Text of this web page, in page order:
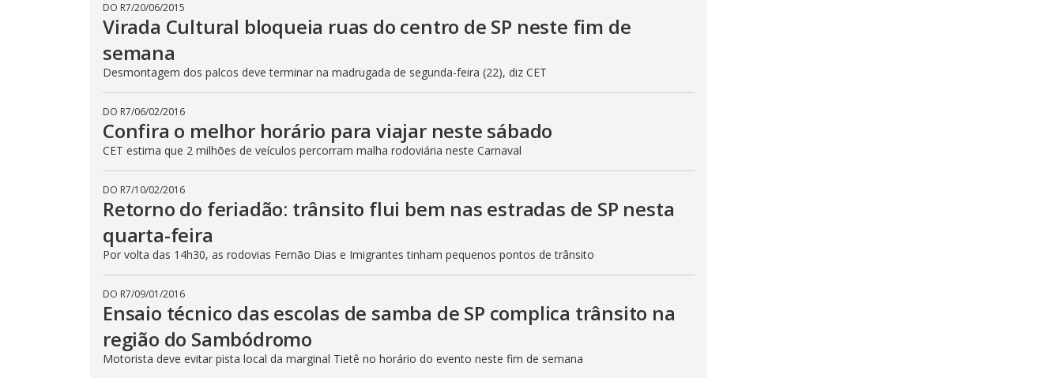
DO R7/20/06/2015
Virada Cultural bloqueia ruas do centro de SP neste fim de
semana
Desmontagem dos palcos deve terminar na madrugada de segunda-feira (22), diz CET
DO R7/06/02/2016
Confira o melhor horário para viajar neste sábado
CET estima que 2 milhões de veículos percorram malha rodoviária neste Carnaval
DO R7/10/02/2016
Retorno do feriadão: trânsito flui bem nas estradas de SP nesta
quarta-feira
Por volta das 14h30, as rodovias Fernão Dias e Imigrantes tinham pequenos pontos de trânsito
DO R7/09/01/2016
Ensaio técnico das escolas de samba de SP complica trânsito na
região do Sambódromo
Motorista deve evitar pista local da marginal Tietê no horário do evento neste fim de semana